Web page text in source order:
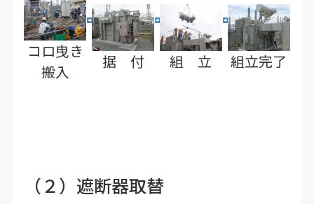
コロ曳き
搬入
据 付 組 立 組立完了
（２）遮断器取替